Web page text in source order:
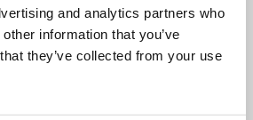
and analytics partners who
information that you’ve
they’ve collected from your use